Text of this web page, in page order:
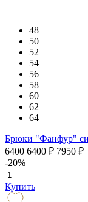
48
50
52
54
56
58
60
62
64
Брюки "Фанфур"
6400 6400 ₽ 7950 ₽
-20%
Купить